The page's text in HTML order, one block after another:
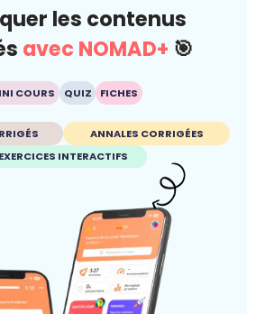
les contenus
avec NOMAD+ 🎯
COURS QUIZ FICHES
ANNALES CORRIGÉES
EXERCICES INTERACTIFS